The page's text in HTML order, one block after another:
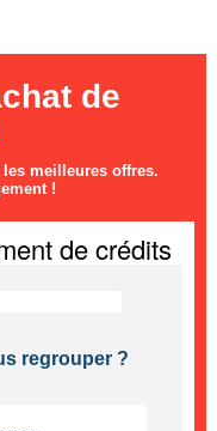
de
meilleures offres.
!